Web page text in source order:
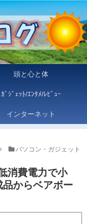
頭と心と体
ｶﾞｼﾞｪｯﾄ/ｴﾝﾀﾒ/ﾚﾋﾞｭｰ
インターネット
パソコン・ガジェット
消費電力で小
からベアボー